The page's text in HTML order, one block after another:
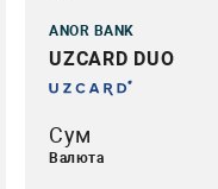
ANOR BANK
UZCARD DUO
Сум
Валюта